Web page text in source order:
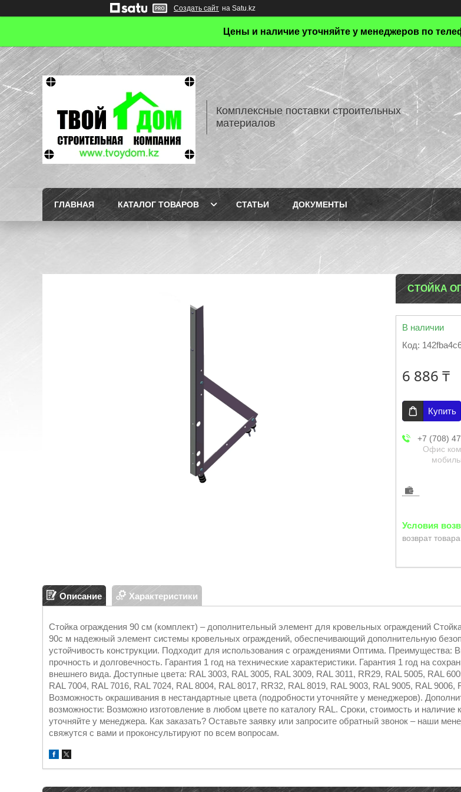
Создать сайт на Satu.kz
Цены и наличие уточняйте у менеджеров по
Комплексные поставки строительных
материалов
ГЛАВНАЯ КАТАЛОГ ТОВАРОВ СТАТЬИ ДОКУМЕНТЫ
СТОЙКА
В наличии
Код:
6 886 ₸
Купить
+7 (708)
Офис
возврат
Описание Характеристики
Стойка ограждения 90 см (комплект) – дополнительный элемент для кровельных ограждений
90с м надежный элемент системы кровельных ограждений, обеспечивающий дополнительную
устойчивость конструкции. Подходит для использования с ограждениями Оптима. Преимущества:
прочность и долговечность. Гарантия 1 год на технические характеристики. Гарантия 1 год на
внешнего вида. Доступные цвета: RAL 3003, RAL 3005, RAL 3009, RAL 3011, RR29, RAL 5005, RAL
RAL 7004, RAL 7016, RAL 7024, RAL 8004, RAL 8017, RR32, RAL 8019, RAL 9003, RAL 9005, RAL 9006,
Возможность окрашивания в нестандартные цвета (подробности уточняйте у менеджеров).
возможности: Возможно изготовление в любом цвете по каталогу RAL. Сроки, стоимость и наличие
уточняйте у менеджера. Как заказать? Оставьте заявку или запросите обратный звонок – наши
свяжутся с вами и проконсультируют по всем вопросам.